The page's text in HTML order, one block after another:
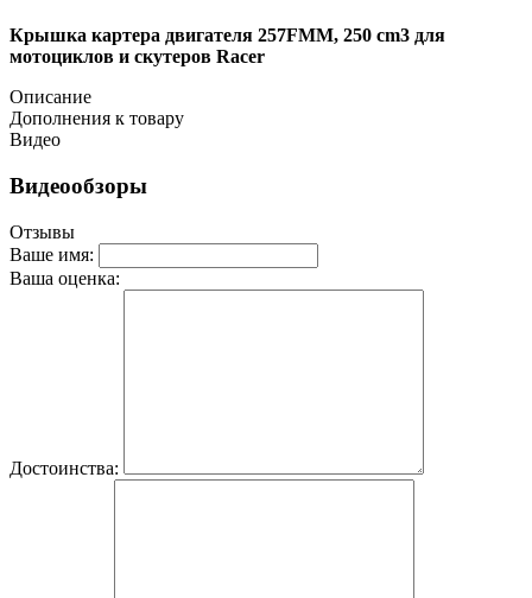
Крышка картера двигателя 257FMM, 250 cm3 для
мотоциклов и скутеров Racer
Описание
Дополнения к товару
Видео
Видеообзоры
Отзывы
Ваше имя:
Ваша оценка:
Достоинства: